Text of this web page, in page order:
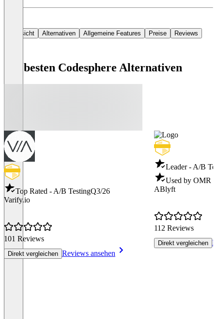
Übersicht Alternativen Allgemeine Features Preise Reviews
Die besten Codesphere Alternativen
Top Rated - A/B TestingQ3/26
Varify.io
101 Reviews
Direkt vergleichen Reviews ansehen
Leader - A/B
Used by OMR
ABlyft
112 Reviews
Direkt vergleichen